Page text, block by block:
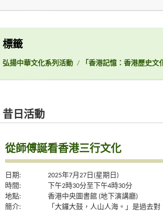
標籤
弘揚中華文化系列活動 / 「香港記憶：香港歷史文
昔日活動
從師傅誕看香港三行文化
日期:
2025年7月27日(星期日)
時間:
下午2時30分至下午4時30分
地點:
香港中央圖書館 (地下演講廳)
簡介:
「大鑼大鼓，人山人海。」是過去